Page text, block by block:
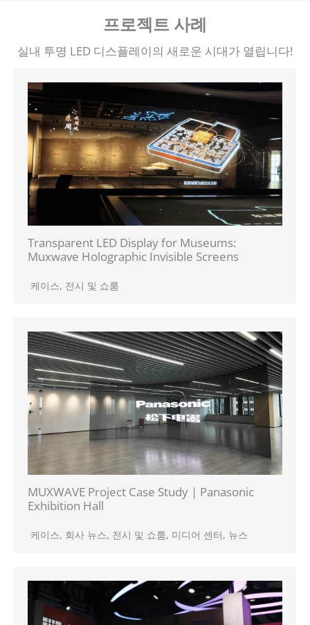
프로젝트 사례
실내 투명 LED 디스플레이의 새로운 시대가 열립니다!
Transparent LED Display for Museums:
Muxwave Holographic Invisible Screens
케이스, 전시 및 쇼룸
MUXWAVE Project Case Study | Panasonic
Exhibition Hall
케이스, 회사 뉴스, 전시 및 쇼룸, 미디어 센터, 뉴스